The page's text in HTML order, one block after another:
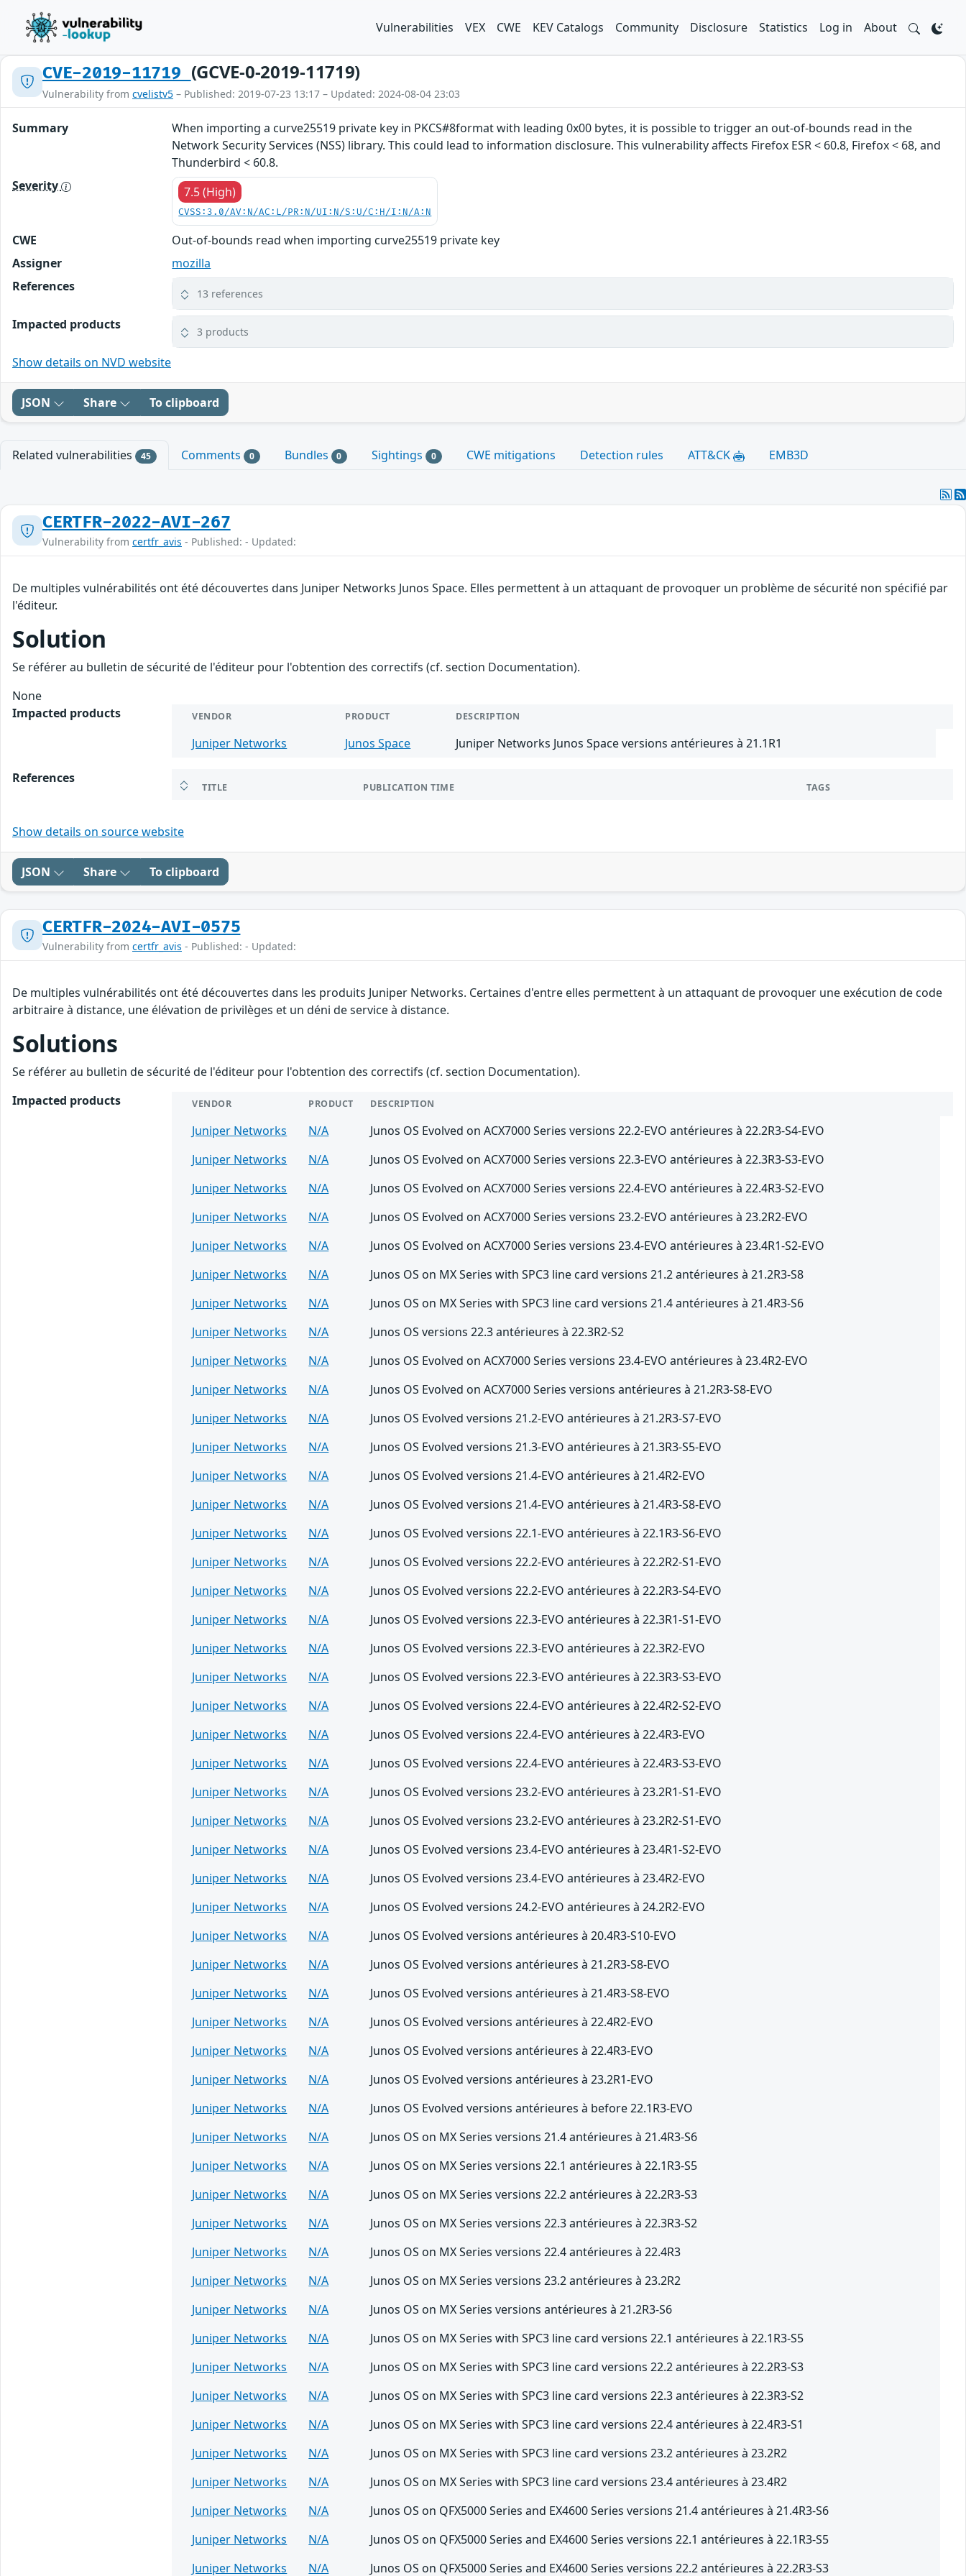
Vulnerabilities VEX CWE KEV Catalogs Community Disclosure Statistics Log in About
CVE-2019-11719 (GCVE-0-2019-11719)
Vulnerability from cvelistv5 – Published: 2019-07-23 13:17 – Updated: 2024-08-04 23:03
Summary
When importing a curve25519 private key in PKCS#8format with leading 0x00 bytes, it is possible to trigger an out-of-bounds read in the
Network Security Services (NSS) library. This could lead to information disclosure. This vulnerability affects Firefox ESR < 60.8, Firefox < 68, and
Thunderbird < 60.8.
Severity
7.5 (High)
CVSS:3.0/AV:N/AC:L/PR:N/UI:N/S:U/C:H/I:N/A:N
CWE
Out-of-bounds read when importing curve25519 private key
Assigner
mozilla
References
13 references
Impacted products 3 products
Show details on NVD website
JSON Share To clipboard
Related vulnerabilities 45 Comments 0 Bundles 0 Sightings 0 CWE mitigations Detection rules ATT&CK EMB3D
CERTFR-2022-AVI-267
Vulnerability from certfr_avis - Published: - Updated:
De multiples vulnérabilités ont été découvertes dans Juniper Networks Junos Space. Elles permettent à un attaquant de provoquer un problème de sécurité non spécifié par
l'éditeur.
Solution
Se référer au bulletin de sécurité de l'éditeur pour l'obtention des correctifs (cf. section Documentation).
None
Impacted products
VENDOR PRODUCT DESCRIPTION
Juniper Networks Junos Space Juniper Networks Junos Space versions antérieures à 21.1R1
References
TITLE PUBLICATION TIME TAGS
Show details on source website
JSON Share To clipboard
CERTFR-2024-AVI-0575
Vulnerability from certfr_avis - Published: - Updated:
De multiples vulnérabilités ont été découvertes dans les produits Juniper Networks. Certaines d'entre elles permettent à un attaquant de provoquer une exécution de code
arbitraire à distance, une élévation de privilèges et un déni de service à distance.
Solutions
Se référer au bulletin de sécurité de l'éditeur pour l'obtention des correctifs (cf. section Documentation).
Impacted products
VENDOR PRODUCT DESCRIPTION
Juniper Networks N/A
Junos OS Evolved on ACX7000 Series versions 22.2-EVO antérieures à 22.2R3-S4-EVO
Juniper Networks
N/A
Junos OS Evolved on ACX7000 Series versions 22.3-EVO antérieures à 22.3R3-S3-EVO
Juniper Networks
N/A
Junos OS Evolved on ACX7000 Series versions 22.4-EVO antérieures à 22.4R3-S2-EVO
Juniper Networks
N/A
Junos OS Evolved on ACX7000 Series versions 23.2-EVO antérieures à 23.2R2-EVO
Juniper Networks
N/A
Junos OS Evolved on ACX7000 Series versions 23.4-EVO antérieures à 23.4R1-S2-EVO
Juniper Networks
N/A
Junos OS on MX Series with SPC3 line card versions 21.2 antérieures à 21.2R3-S8
Juniper Networks
N/A
Junos OS on MX Series with SPC3 line card versions 21.4 antérieures à 21.4R3-S6
Juniper Networks
N/A
Junos OS versions 22.3 antérieures à 22.3R2-S2
Juniper Networks
N/A
Junos OS Evolved on ACX7000 Series versions 23.4-EVO antérieures à 23.4R2-EVO
Juniper Networks
N/A
Junos OS Evolved on ACX7000 Series versions antérieures à 21.2R3-S8-EVO
Juniper Networks
N/A
Junos OS Evolved versions 21.2-EVO antérieures à 21.2R3-S7-EVO
Juniper Networks
N/A
Junos OS Evolved versions 21.3-EVO antérieures à 21.3R3-S5-EVO
Juniper Networks
N/A
Junos OS Evolved versions 21.4-EVO antérieures à 21.4R2-EVO
Juniper Networks
N/A
Junos OS Evolved versions 21.4-EVO antérieures à 21.4R3-S8-EVO
Juniper Networks
N/A
Junos OS Evolved versions 22.1-EVO antérieures à 22.1R3-S6-EVO
Juniper Networks
N/A
Junos OS Evolved versions 22.2-EVO antérieures à 22.2R2-S1-EVO
Juniper Networks
N/A
Junos OS Evolved versions 22.2-EVO antérieures à 22.2R3-S4-EVO
Juniper Networks
N/A
Junos OS Evolved versions 22.3-EVO antérieures à 22.3R1-S1-EVO
Juniper Networks
N/A
Junos OS Evolved versions 22.3-EVO antérieures à 22.3R2-EVO
Juniper Networks
N/A
Junos OS Evolved versions 22.3-EVO antérieures à 22.3R3-S3-EVO
Juniper Networks
N/A
Junos OS Evolved versions 22.4-EVO antérieures à 22.4R2-S2-EVO
Juniper Networks
N/A
Junos OS Evolved versions 22.4-EVO antérieures à 22.4R3-EVO
Juniper Networks
N/A
Junos OS Evolved versions 22.4-EVO antérieures à 22.4R3-S3-EVO
Juniper Networks
N/A
Junos OS Evolved versions 23.2-EVO antérieures à 23.2R1-S1-EVO
Juniper Networks
N/A
Junos OS Evolved versions 23.2-EVO antérieures à 23.2R2-S1-EVO
Juniper Networks
N/A
Junos OS Evolved versions 23.4-EVO antérieures à 23.4R1-S2-EVO
Juniper Networks
N/A
Junos OS Evolved versions 23.4-EVO antérieures à 23.4R2-EVO
Juniper Networks
N/A
Junos OS Evolved versions 24.2-EVO antérieures à 24.2R2-EVO
Juniper Networks
N/A
Junos OS Evolved versions antérieures à 20.4R3-S10-EVO
Juniper Networks
N/A
Junos OS Evolved versions antérieures à 21.2R3-S8-EVO
Juniper Networks
N/A
Junos OS Evolved versions antérieures à 21.4R3-S8-EVO
Juniper Networks
N/A
Junos OS Evolved versions antérieures à 22.4R2-EVO
Juniper Networks
N/A
Junos OS Evolved versions antérieures à 22.4R3-EVO
Juniper Networks
N/A
Junos OS Evolved versions antérieures à 23.2R1-EVO
Juniper Networks
N/A
Junos OS Evolved versions antérieures à before 22.1R3-EVO
Juniper Networks
N/A
Junos OS on MX Series versions 21.4 antérieures à 21.4R3-S6
Juniper Networks
N/A
Junos OS on MX Series versions 22.1 antérieures à 22.1R3-S5
Juniper Networks
N/A
Junos OS on MX Series versions 22.2 antérieures à 22.2R3-S3
Juniper Networks
N/A
Junos OS on MX Series versions 22.3 antérieures à 22.3R3-S2
Juniper Networks
N/A
Junos OS on MX Series versions 22.4 antérieures à 22.4R3
Juniper Networks
N/A
Junos OS on MX Series versions 23.2 antérieures à 23.2R2
Juniper Networks
N/A
Junos OS on MX Series versions antérieures à 21.2R3-S6
Juniper Networks
N/A
Junos OS on MX Series with SPC3 line card versions 22.1 antérieures à 22.1R3-S5
Juniper Networks
N/A
Junos OS on MX Series with SPC3 line card versions 22.2 antérieures à 22.2R3-S3
Juniper Networks
N/A
Junos OS on MX Series with SPC3 line card versions 22.3 antérieures à 22.3R3-S2
Juniper Networks
N/A
Junos OS on MX Series with SPC3 line card versions 22.4 antérieures à 22.4R3-S1
Juniper Networks
N/A
Junos OS on MX Series with SPC3 line card versions 23.2 antérieures à 23.2R2
Juniper Networks
N/A
Junos OS on MX Series with SPC3 line card versions 23.4 antérieures à 23.4R2
Juniper Networks
N/A
Junos OS on QFX5000 Series and EX4600 Series versions 21.4 antérieures à 21.4R3-S6
Juniper Networks
N/A
Junos OS on QFX5000 Series and EX4600 Series versions 22.1 antérieures à 22.1R3-S5
Juniper Networks
N/A Junos OS on QFX5000 Series and EX4600 Series versions 22.2 antérieures à 22.2R3-S3